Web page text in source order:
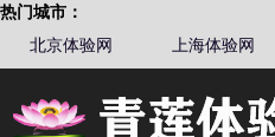
热门城市：
北京体验网
上海体验网